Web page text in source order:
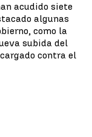
acudido siete
algunas
como la
subida del
contra el